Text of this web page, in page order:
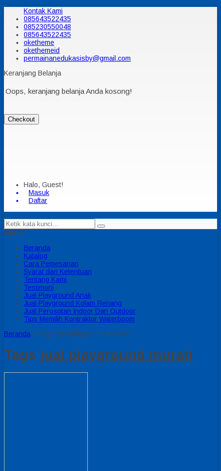
Kontak Kami
085643522435
085230550048
085643522435
oketheme
okethemeid
permainanedukasisby@gmail.com
Keranjang Belanja
Oops, keranjang belanja Anda kosong!
Checkout
Halo, Guest!
Masuk
Daftar
MENU
Beranda
Katalog
Cara Pemesanan
Syarat dan Ketentuan
Tentang Kami
Testimoni
Jual Playground Anak
Jual Playground Kolam Renang
Jual Perosotan Indoor Dan Outdoor
Tips Memilih Kontraktor Waterboom
Beranda » Tags "jual playground murah"
Tags jual playground murah